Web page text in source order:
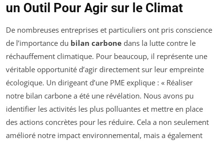
un Outil Pour Agir sur le Climat
De nombreuses entreprises et particuliers ont pris conscience
de l’importance du bilan carbone dans la lutte contre le
réchauffement climatique. Pour beaucoup, il représente une
véritable opportunité d’agir directement sur leur empreinte
écologique. Un dirigeant d’une PME explique : « Réaliser
notre bilan carbone a été une révélation. Nous avons pu
identifier les activités les plus polluantes et mettre en place
des actions concrètes pour les réduire. Cela a non seulement
amélioré notre impact environnemental, mais a également